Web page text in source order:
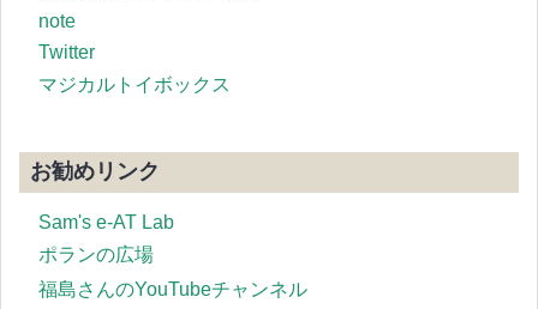
note
Twitter
マジカルトイボックス
お勧めリンク
Sam's e-AT Lab
ポランの広場
福島さんのYouTubeチャンネル